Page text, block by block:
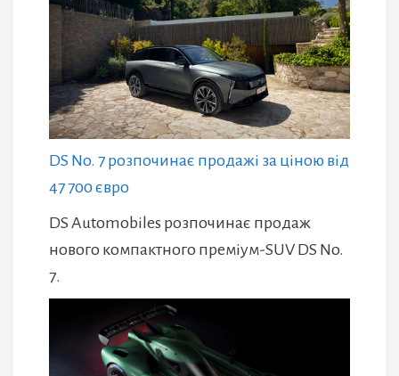
DS No. 7 розпочинає продажі за ціною від
47 700 євро
DS Automobiles розпочинає продаж
нового компактного преміум-SUV DS No.
7.